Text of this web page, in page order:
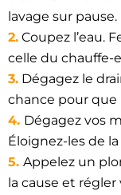
lavage sur pause.
2. Coupez l’eau.
celle du chauffe-
3. Dégagez le
chance pour que
4. Dégagez vos
Éloignez-les de
5. Appelez un
la cause et